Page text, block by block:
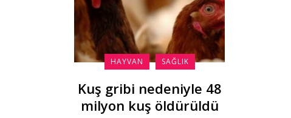
HAYVAN SAĞLIK
Kuş gribi nedeniyle 48
milyon kuş öldürüldü